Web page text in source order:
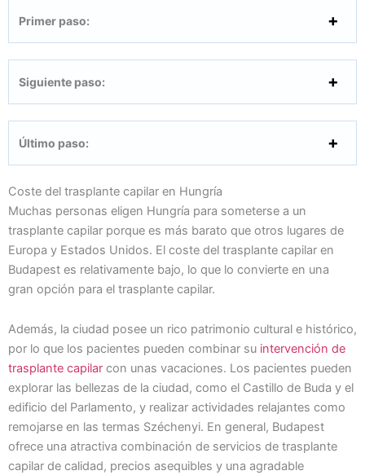
Primer paso:
Siguiente paso:
Último paso:
Coste del trasplante capilar en Hungría
Muchas personas eligen Hungría para someterse a un
trasplante capilar porque es más barato que otros lugares de
Europa y Estados Unidos. El coste del trasplante capilar en
Budapest es relativamente bajo, lo que lo convierte en una
gran opción para el trasplante capilar.
Además, la ciudad posee un rico patrimonio cultural e histórico,
por lo que los pacientes pueden combinar su intervención de
trasplante capilar con unas vacaciones. Los pacientes pueden
explorar las bellezas de la ciudad, como el Castillo de Buda y el
edificio del Parlamento, y realizar actividades relajantes como
remojarse en las termas Széchenyi. En general, Budapest
ofrece una atractiva combinación de servicios de trasplante
capilar de calidad, precios asequibles y una agradable